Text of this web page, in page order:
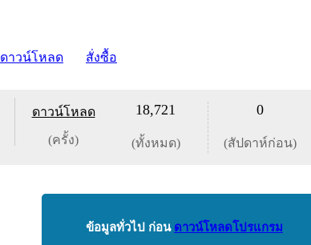
ดาวน์โหลด สั่งซื้อ
ดาวน์โหลด
(ครั้ง)
18,721
(ทั้งหมด)
0
(สัปดาห์ก่อน)
ข้อมูลทั่วไป ก่อน ดาวน์โหลดโปรแกรม